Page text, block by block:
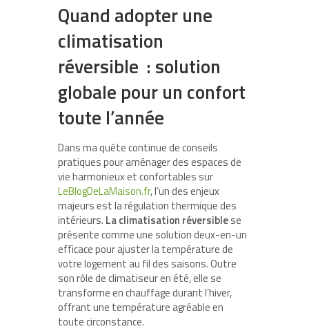
Quand adopter une
climatisation
réversible : solution
globale pour un confort
toute l’année
Dans ma quête continue de conseils
pratiques pour aménager des espaces de
vie harmonieux et confortables sur
LeBlogDeLaMaison.fr, l’un des enjeux
majeurs est la régulation thermique des
intérieurs. La climatisation réversiblese
présente comme une solution deux-en-un
efficace pour ajuster la température de
votre logement au fil des saisons. Outre
son rôle de climatiseur en été, elle se
transforme en chauffage durant l’hiver,
offrant une température agréable en
toute circonstance.